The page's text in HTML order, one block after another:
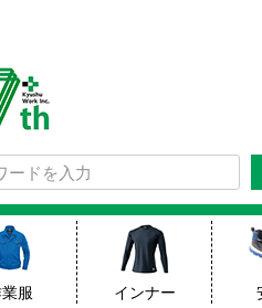
服 インナー